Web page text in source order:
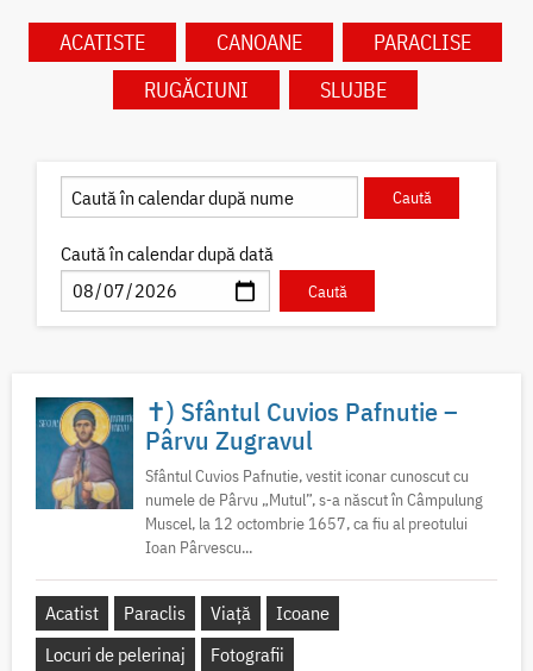
ACATISTE CANOANE
PARACLISE
RUGĂCIUNI
SLUJBE
Caută în calendar după dată
✝) Sfântul Cuvios Pafnutie –
Pârvu Zugravul
Sfântul Cuvios Pafnutie, vestit iconar cunoscut cu
numele de Pârvu „Mutul”, s-a născut în Câmpulung
Muscel, la 12 octombrie 1657, ca fiu al preotului
Ioan Pârvescu...
Acatist Paraclis Viață
Icoane
Locuri de pelerinaj
Fotografii